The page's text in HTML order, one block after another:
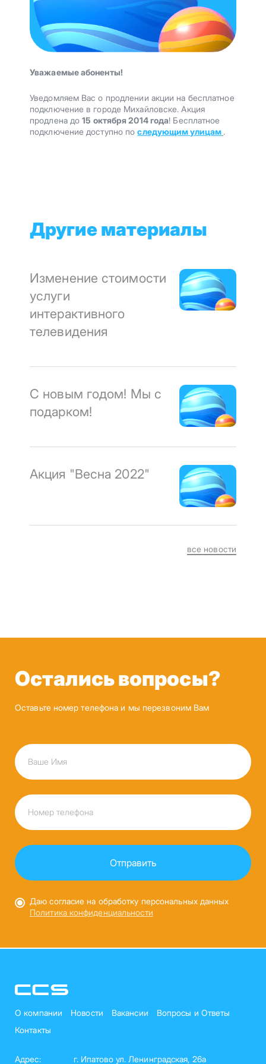
Уважаемые абоненты!
Уведомляем Вас о продлении акции на бесплатное
подключение в городе Михайловске. Акция
продлена до15 октября 2014 года! Бесплатное
подключение доступно последующим улицам .
Другие материалы
Изменение стоимости
услуги
интерактивного
телевидения
С новым годом! Мы с
подарком!
Акция "Весна 2022"
все новости
Остались вопросы?
Оставьте номер телефона и мы перезвоним Вам
Даю согласие на обработку персональных данных
Политика конфиденциальности
О компании Новости Вакансии
Вопросы и Ответы
Контакты
Адрес: г. Ипатово ул. Ленинградская, 26а